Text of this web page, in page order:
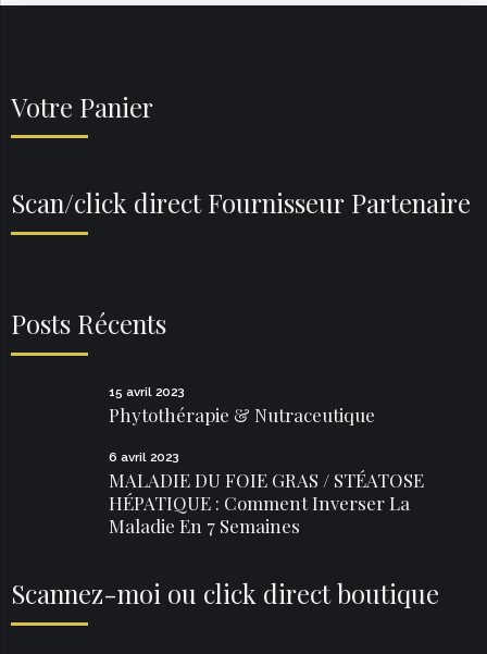
Votre Panier
Scan/click direct Fournisseur Partenaire
Posts Récents
15 avril 2023
Phytothérapie & Nutraceutique
6 avril 2023
MALADIE DU FOIE GRAS / STÉATOSE
HÉPATIQUE : Comment Inverser La
Maladie En 7 Semaines
Scannez-moi ou click direct boutique